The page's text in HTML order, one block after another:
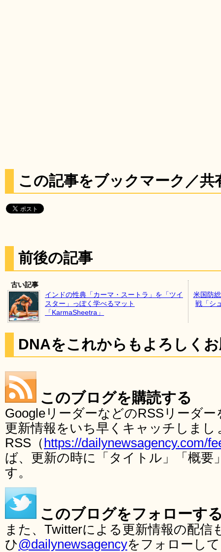
この記事をブックマーク／共
前後の記事
古い記事
インドの性典「カーマ・スートラ」を「ツイ
スター」っぽく学べるマット
「KarmaSheetra」
米国防
戦「シ
DNAをこれからもよろしく
このブログを購読する
GoogleリーダーなどのRSSリーダ
更新情報をいち早くキャッチしま
RSS（ https://dailynewsagency.com/
ば、更新の時に「タイトル」「概要
す。
このブログをフォローす
また、Twitterによる更新情報の配
ひ@dailynewsagencyをフォローし